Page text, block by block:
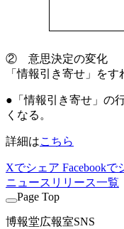
② 意思決定の変化
「情報引き寄せ」を
●「情報引き寄せ」の
くなる。
詳細はこちら
Xでシェア Facebookで
ニュースリリース一覧
Page Top
博報堂広報室SNS